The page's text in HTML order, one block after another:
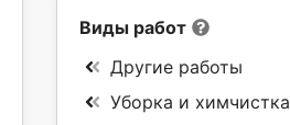
Виды работ
Другие работы
Уборка и химчистка